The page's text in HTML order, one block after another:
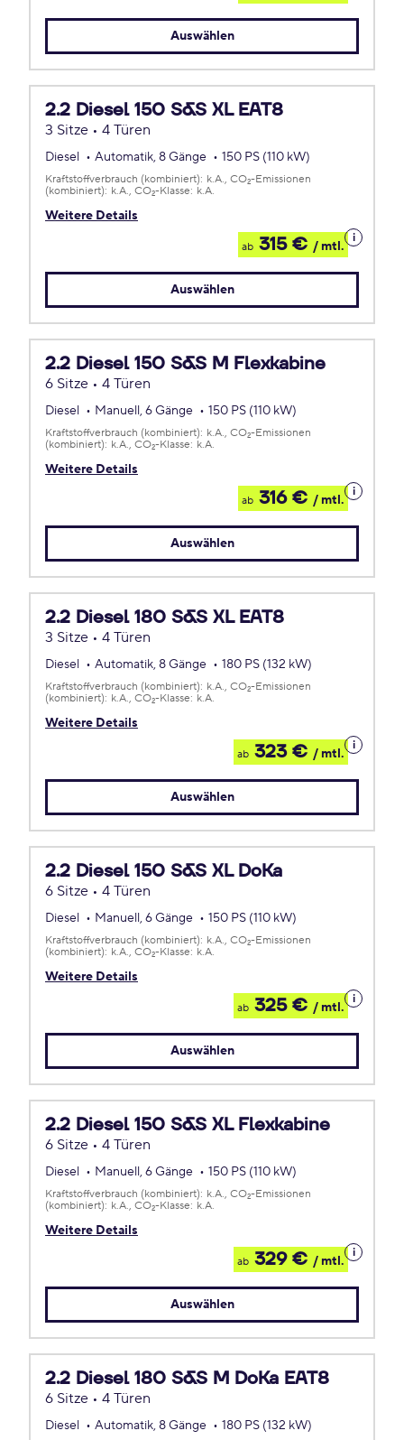
Auswählen
2.2 Diesel 150 S&S XL EAT8
3 Sitze • 4 Türen
Diesel Automatik, 8 Gänge 150 PS (110 kW)
Weitere Details
Kraftstoffverbrauch (kombiniert): k.A. CO2-Emissionen
(kombiniert): k.A. CO2-Klasse: k.A.
ab 315 € / mtl.
Details
zum
Auswählen
2.2 Diesel 150 S&S M Flexkabine
6 Sitze • 4 Türen
Diesel Manuell, 6 Gänge 150 PS (110 kW)
Weitere Details
Kraftstoffverbrauch (kombiniert): k.A. CO2-Emissionen
(kombiniert): k.A. CO2-Klasse: k.A.
ab 316 € / mtl.
Details
zum
Auswählen
2.2 Diesel 180 S&S XL EAT8
3 Sitze • 4 Türen
Diesel Automatik, 8 Gänge 180 PS (132 kW)
Weitere Details
Kraftstoffverbrauch (kombiniert): k.A. CO2-Emissionen
(kombiniert): k.A. CO2-Klasse: k.A.
ab 323 € / mtl.
Details
zum
Auswählen
2.2 Diesel 150 S&S XL DoKa
6 Sitze • 4 Türen
Diesel Manuell, 6 Gänge 150 PS (110 kW)
Weitere Details
Kraftstoffverbrauch (kombiniert): k.A. CO2-Emissionen
(kombiniert): k.A. CO2-Klasse: k.A.
ab 325 € / mtl.
Details
zum
Auswählen
2.2 Diesel 150 S&S XL Flexkabine
6 Sitze • 4 Türen
Diesel Manuell, 6 Gänge 150 PS (110 kW)
Weitere Details
Kraftstoffverbrauch (kombiniert): k.A. CO2-Emissionen
(kombiniert): k.A. CO2-Klasse: k.A.
ab 329 € / mtl.
Details
zum
Auswählen
2.2 Diesel 180 S&S M DoKa EAT8
6 Sitze • 4 Türen
Diesel Automatik, 8 Gänge 180 PS (132 kW)